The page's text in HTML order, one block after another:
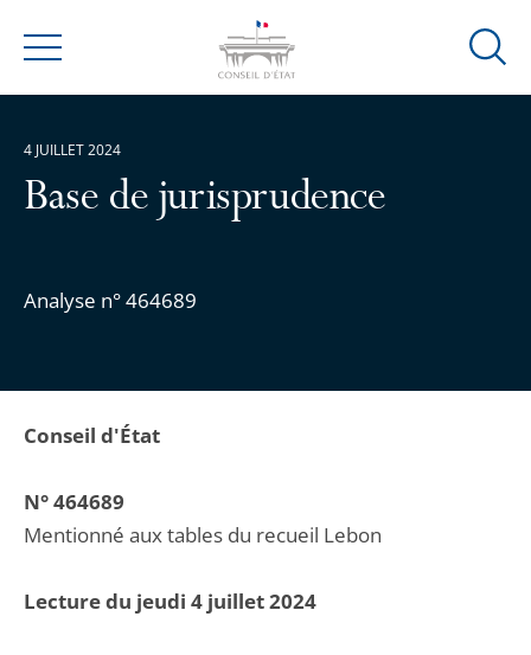
Menu
Ouvrir
Base de jurisprudence
Analyse n° 464689
4 JUILLET 2024
Conseil d'État
N° 464689
Mentionné aux tables du recueil Lebon
Lecture du jeudi 4 juillet 2024